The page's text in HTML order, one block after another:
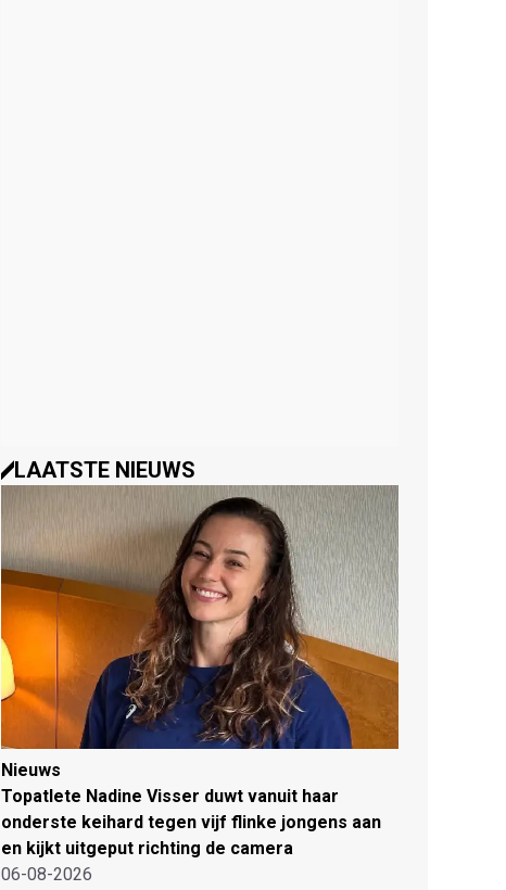
LAATSTE NIEUWS
Nieuws
Topatlete Nadine Visser duwt vanuit haar
onderste keihard tegen vijf flinke jongens aan
en kijkt uitgeput richting de camera
06-08-2026